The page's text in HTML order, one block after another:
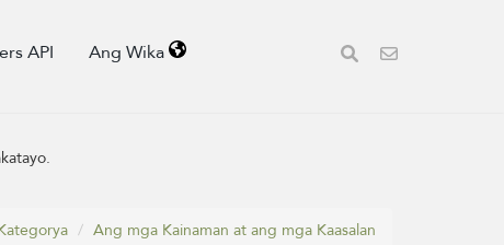
API Ang Wika
Ang mga Kainaman at ang mga Kaasalan